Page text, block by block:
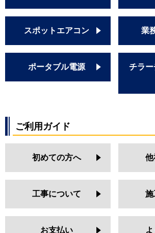
スポットエアコン 業
ポータブル電源
チラ
ご利用ガイド
初めての方へ
工事について
お支払い